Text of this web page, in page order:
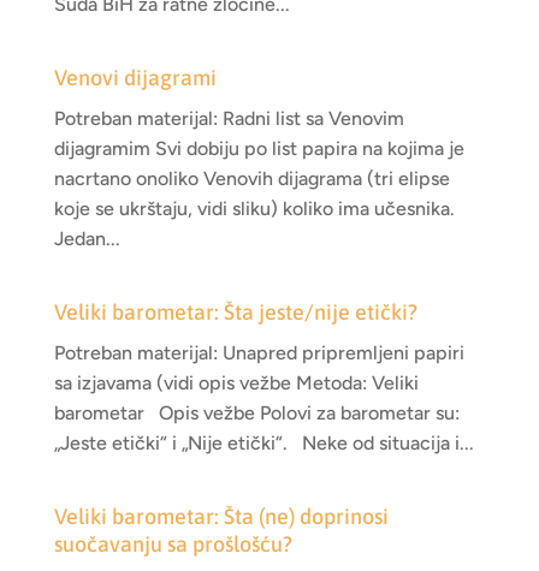
Venovi dijagrami
Potreban materijal: Radni list sa Venovim
dijagramim Svi dobiju po list papira na kojima je
nacrtano onoliko Venovih dijagrama (tri elipse
koje se ukrštaju, vidi sliku) koliko ima učesnika.
Jedan...
Veliki barometar: Šta jeste/nije etički?
Potreban materijal: Unapred pripremljeni papiri
sa izjavama (vidi opis vežbe Metoda: Veliki
barometar Opis vežbe Polovi za barometar su:
„Jeste etički“ i „Nije etički“. Neke od situacija i...
Veliki barometar: Šta (ne) doprinosi
suočavanju sa prošlošću?